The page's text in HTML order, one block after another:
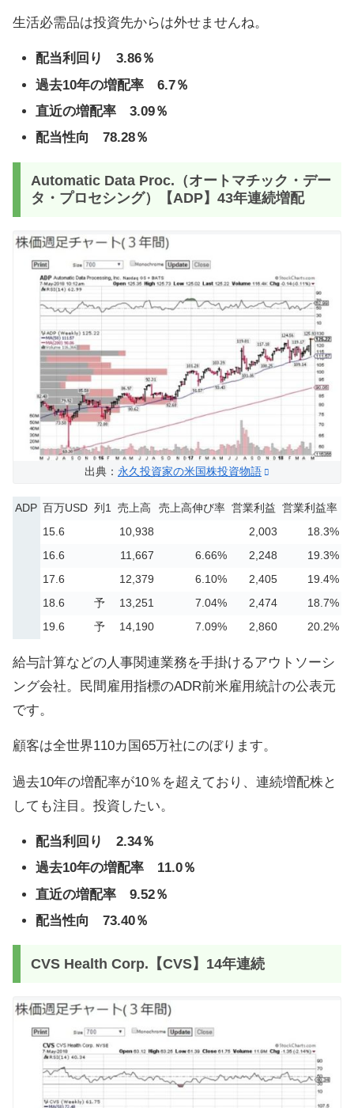
生活必需品は投資先からは外せませんね。
配当利回り 3.86％
過去10年の増配率 6.7％
直近の増配率 3.09％
配当性向 78.28％
Automatic Data Proc.（オートマチック・デー
タ・プロセシング）【ADP】43年連続増配
出典： 永久投資家の米国株投資物語
ADP 百万USD 列1 売上高 売上高伸び率 営業利益 営業利益率
15.6
10,938 2,003
18.3%
16.6
11,667 6.66% 2,248
19.3%
17.6
12,379 6.10% 2,405
19.4%
18.6
予 13,251 7.04% 2,474
18.7%
19.6
予 14,190 7.09% 2,860 20.2%
給与計算などの人事関連業務を手掛けるアウトソーシ
ング会社。民間雇用指標のADR前米雇用統計の公表元
です。
顧客は全世界110カ国65万社にのぼります。
過去10年の増配率が10％を超えており、連続増配株と
しても注目。投資したい。
配当利回り 2.34％
過去10年の増配率 11.0％
直近の増配率 9.52％
配当性向 73.40％
CVS Health Corp.【CVS】14年連続